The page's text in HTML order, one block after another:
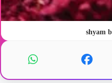
shyam